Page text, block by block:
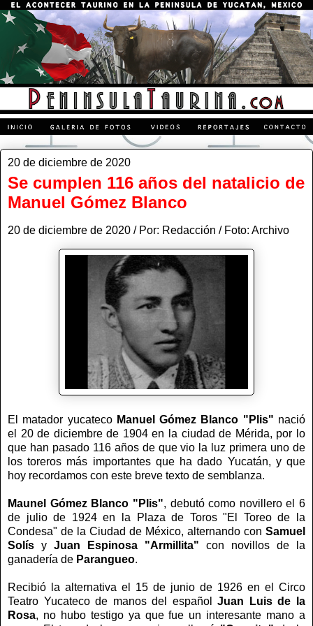
20 de diciembre de 2020
Se cumplen 116 años del natalicio de
Manuel Gómez Blanco
20 de diciembre de 2020 / Por: Redacción / Foto: Archivo
El matador yucateco Manuel Gómez Blanco "Plis" nació
el 20 de diciembre de 1904 en la ciudad de Mérida, por lo
que han pasado 116 años de que vio la luz primera uno de
los toreros más importantes que ha dado Yucatán, y que
hoy recordamos con este breve texto de semblanza.
Maunel Gómez Blanco "Plis", debutó como novillero el 6
de julio de 1924 en la Plaza de Toros "El Toreo de la
Condesa" de la Ciudad de México, alternando con Samuel
Solís y Juan Espinosa "Armillita" con novillos de la
ganadería de Parangueo.
Recibió la alternativa el 15 de junio de 1926 en el Circo
Teatro Yucateco de manos del españolJuan Luis de la
Rosa, no hubo testigo ya que fue un interesante mano a